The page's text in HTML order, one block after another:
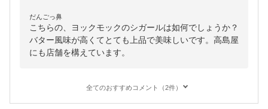
だんごっ鼻
こちらの、ヨックモックのシガールは如何でしょうか？
バター風味が高くてとても上品で美味しいです。高島屋
にも店舗を構えています。
全てのおすすめコメント（2件）